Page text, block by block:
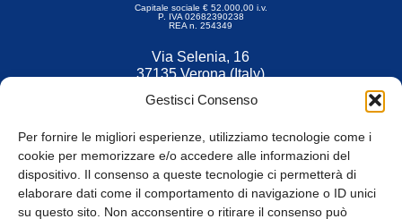
Gestisci Consenso
Per fornire le migliori esperienze, utilizziamo tecnologie come i
cookie per memorizzare e/o accedere alle informazioni del
dispositivo. Il consenso a queste tecnologie ci permetterà di
elaborare dati come il comportamento di navigazione o ID unici
su questo sito. Non acconsentire o ritirare il consenso può
Capitale sociale € 52.000,00 i.v.
P. IVA 02682390238
REA n. 254349
Via Selenia, 16
37135 Verona (Italy)
Fax 045 9211599